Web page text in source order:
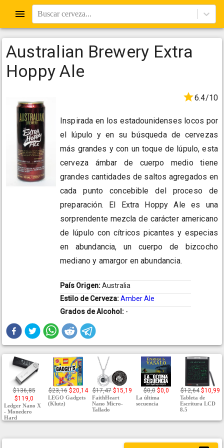
Buscar cerveza...
Australian Brewery Extra
Hoppy Ale
6.4/10
Inspirada en los estadounidenses locos por
el lúpulo y en su búsqueda de cervezas
más grandes y con un toque de lúpulo, esta
cerveza ámbar de cuerpo medio tiene
grandes cantidades de saltos agregados en
cada punto concebible del proceso de
preparación. El Extra Hoppy Ale es una
sorprendente mezcla de carácter americano
de lúpulo con cítricos picantes y especias
en abundancia, un cuerpo de bizcocho
mediano y amargor en abundancia.
País Origen:Australia
Estilo de Cerveza:Amber Ale
Grados de Alcohol: -
$136,85
$119,0
Ledger Nano X
- Monedero
Hard
$23,16 $20,14
LEGO Gadgets
(Klutz)
$17,47 $15,19
FaithHeart
Nano Micro-
Tallado
$0,0 $0,0
La última
secuencia
$12,64 $10,99
Tableta de
Escritura LCD
8.5